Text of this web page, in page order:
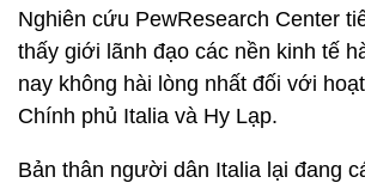
Nghiên cứu PewResearch Center
thấy giới lãnh đạo các nền kinh tế
nay không hài lòng nhất đối với
Chính phủ Italia và Hy Lạp.
Bản thân người dân Italia lại đang